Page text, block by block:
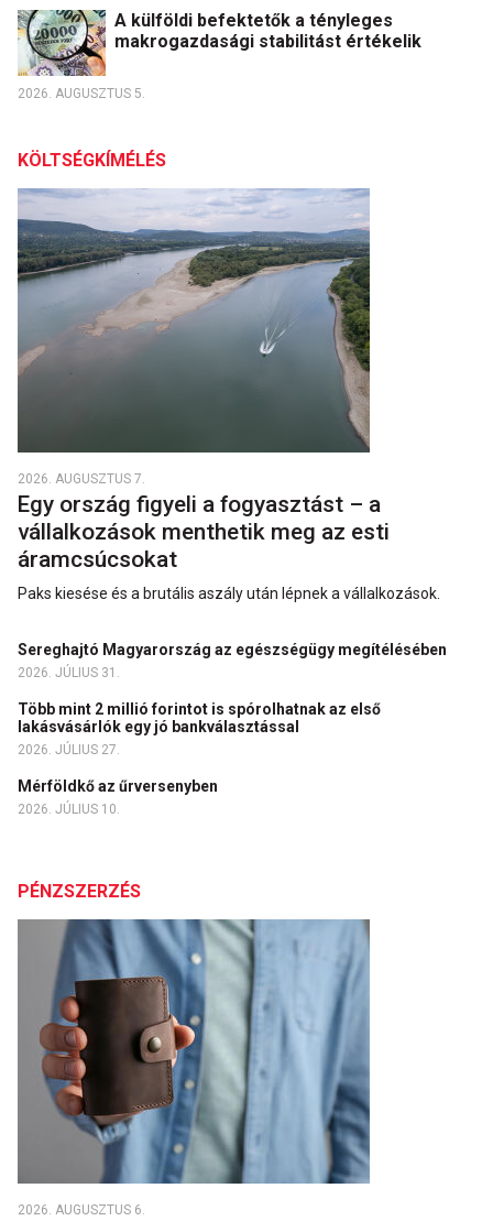
A külföldi befektetők a tényleges
makrogazdasági stabilitást értékelik
2026. AUGUSZTUS 5.
KÖLTSÉGKÍMÉLÉS
2026. AUGUSZTUS 7.
Egy ország figyeli a fogyasztást – a
vállalkozások menthetik meg az esti
áramcsúcsokat
Paks kiesése és a brutális aszály után lépnek a vállalkozások.
Sereghajtó Magyarország az egészségügy megítélésében
2026. JÚLIUS 31.
Több mint 2 millió forintot is spórolhatnak az első
lakásvásárlók egy jó bankválasztással
2026. JÚLIUS 27.
Mérföldkő az űrversenyben
2026. JÚLIUS 10.
PÉNZSZERZÉS
2026. AUGUSZTUS 6.